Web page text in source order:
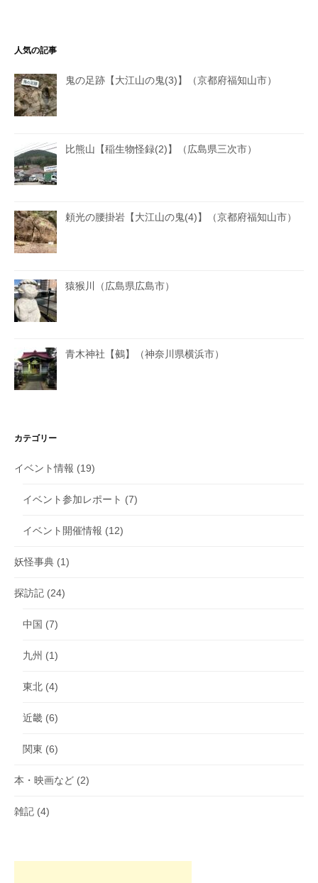
人気の記事
鬼の足跡【大江山の鬼(3)】（京都府福知山市）
比熊山【稲生物怪録(2)】（広島県三次市）
頼光の腰掛岩【大江山の鬼(4)】（京都府福知山市）
猿猴川（広島県広島市）
青木神社【鵺】（神奈川県横浜市）
カテゴリー
イベント情報 (19)
イベント参加レポート (7)
イベント開催情報 (12)
妖怪事典 (1)
探訪記 (24)
中国 (7)
九州 (1)
東北 (4)
近畿 (6)
関東 (6)
本・映画など (2)
雑記 (4)